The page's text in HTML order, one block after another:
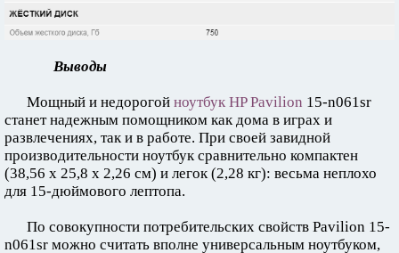
Выводы
Мощный и недорогой ноутбук HP Pavilion 15-n061sr
станет надежным помощником как дома в играх и
развлечениях, так и в работе. При своей завидной
производительности ноутбук сравнительно компактен
(38,56 x 25,8 x 2,26 см) и легок (2,28 кг): весьма неплохо
для 15-дюймового лептопа.
По совокупности потребительских свойств Pavilion 15-
n061sr можно считать вполне универсальным ноутбуком,